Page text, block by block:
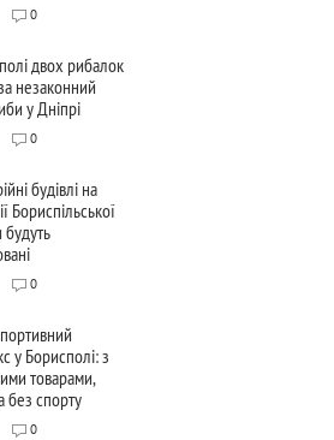
0
двох рибалок
незаконний
у Дніпрі
0
будівлі на
Бориспільської
0
у Борисполі: з
товарами,
без спорту
0